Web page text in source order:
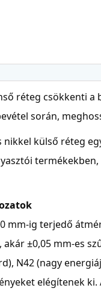
réteg csökkenti
során,
nikkel külső réteg
mm-ig terjedő
±0,05 mm-es
N42 (nagy
elégítenek ki.